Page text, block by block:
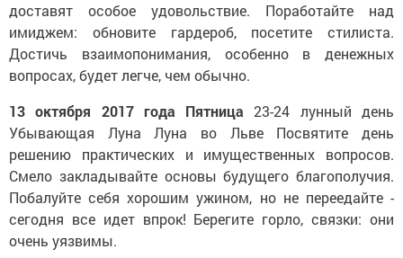
доставят особое удовольствие. Поработайте над
имиджем: обновите гардероб, посетите стилиста.
Достичь взаимопонимания, особенно в денежных
вопросах, будет легче, чем обычно.
13 октября 2017 года
Пятница
23-24 лунный день
Убывающая Луна
Луна во ЛьвеПосвятите день
решению практических и имущественных вопросов.
Смело закладывайте основы будущего благополучия.
Побалуйте себя хорошим ужином, но не переедайте -
сегодня все идет впрок! Берегите горло, связки: они
очень уязвимы.